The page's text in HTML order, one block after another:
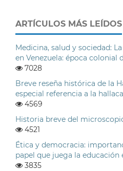
ARTÍCULOS MÁS LEÍDOS
Medicina, salud y sociedad:
en Venezuela: época colonial
7028
Breve reseña histórica de la
especial referencia a la
4569
Historia breve del
4521
Ética y democracia:
papel que juega la educación
3835